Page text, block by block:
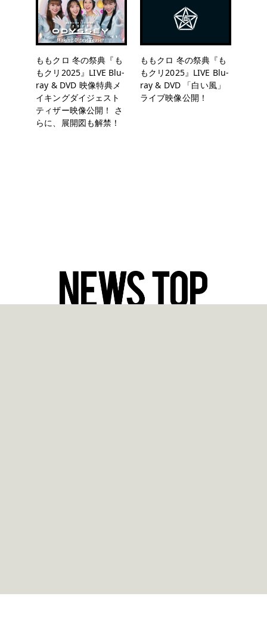
ももクロ 冬の祭典『も
もクリ2025』LIVE Blu-
ray & DVD 映像特典メ
イキングダイジェスト
ティザー映像公開！ さ
らに、展開図も解禁！
ももクロ 冬の祭典『も
もクリ2025』LIVE Blu-
ray & DVD 「白い風」
ライブ映像公開！